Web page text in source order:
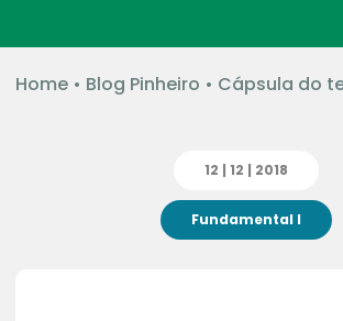
Home• Blog Pinheiro • Cápsula do
12 | 12 | 2018
Fundamental I